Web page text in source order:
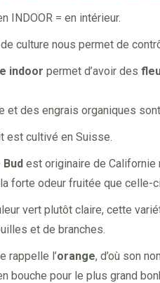
INDOOR = en intérieur.
culture nous permet de
indoor permet d’avoir des
et des engrais organiques
est cultivé en Suisse.
est originaire de Californie
forte odeur fruitée que celle-
vert plutôt claire, cette
et de branches.
rappelle l’orange, d’où son
bouche pour le plus grand